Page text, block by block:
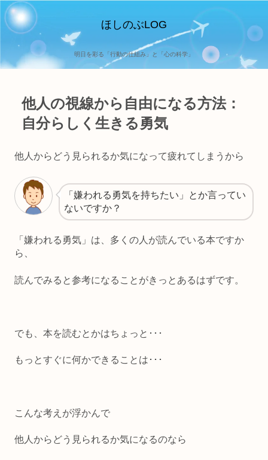
ほしのぶLOG
明日を彩る「行動の仕組み」と「心の科学」
他人の視線から自由になる方法：
自分らしく生きる勇気
他人からどう見られるか気になって疲れてしまうから
「嫌われる勇気を持ちたい」とか言ってい
ないですか？
「嫌われる勇気」は、多くの人が読んでいる本ですか
ら、
読んでみると参考になることがきっとあるはずです。
でも、本を読むとかはちょっと･･･
もっとすぐに何かできることは･･･
こんな考えが浮かんで
他人からどう見られるか気になるのなら